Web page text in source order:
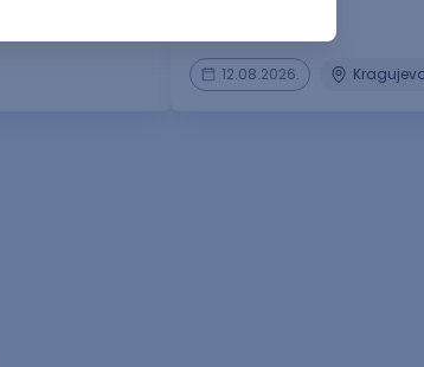
12.08.2026.